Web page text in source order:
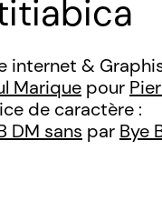
internet &
Marique pour
de caractère :
DM sans par Bye